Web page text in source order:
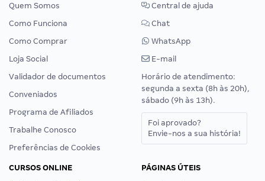
Quem Somos
Como Funciona
Como Comprar
Loja Social
Validador de documentos
Conveniados
Programa de Afiliados
Trabalhe Conosco
Preferências de Cookies
Central de ajuda
Chat
WhatsApp
E-mail
Horário de atendimento:
segunda a sexta (8h às 20h),
sábado (9h às 13h).
Foi aprovado?
Envie-nos a sua história!
CURSOS ONLINE
PÁGINAS ÚTEIS